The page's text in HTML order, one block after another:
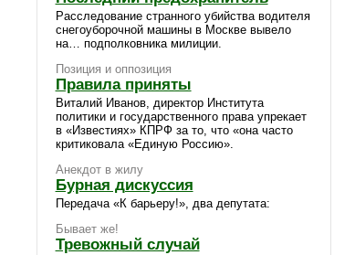
Расследование странного убийства водителя
снегоуборочной машины в Москве вывело
на… подполковника милиции.
Позиция и оппозиция
Правила приняты
Виталий Иванов, директор Института
политики и государственного права упрекает
в «Известиях» КПРФ за то, что «она часто
критиковала «Единую Россию».
Анекдот в жилу
Бурная дискуссия
Передача «К барьеру!», два депутата:
Бывает же!
Тревожный случай